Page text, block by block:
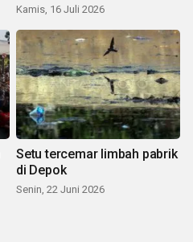
Kamis, 16 Juli 2026
Setu tercemar limbah pabrik
di Depok
Senin, 22 Juni 2026